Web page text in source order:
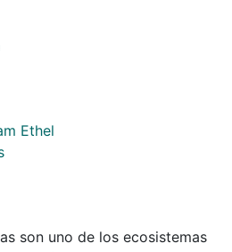
Ethel